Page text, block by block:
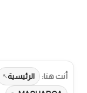
أنت هنا: الرئيسية